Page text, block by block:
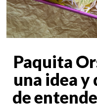
Paquita
una idea y
de